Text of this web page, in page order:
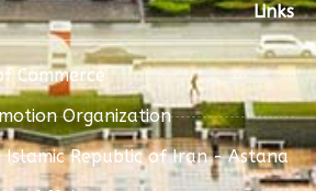
Links
Commerce
Organization
Islamic Republic of Iran - Astana